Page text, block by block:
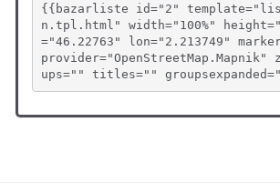
{{bazarliste id="2"
n.tpl.html" width="100%"
="46.22763" lon="2.213749"
provider="OpenStreetMap.Mapnik"
ups="" titles=""